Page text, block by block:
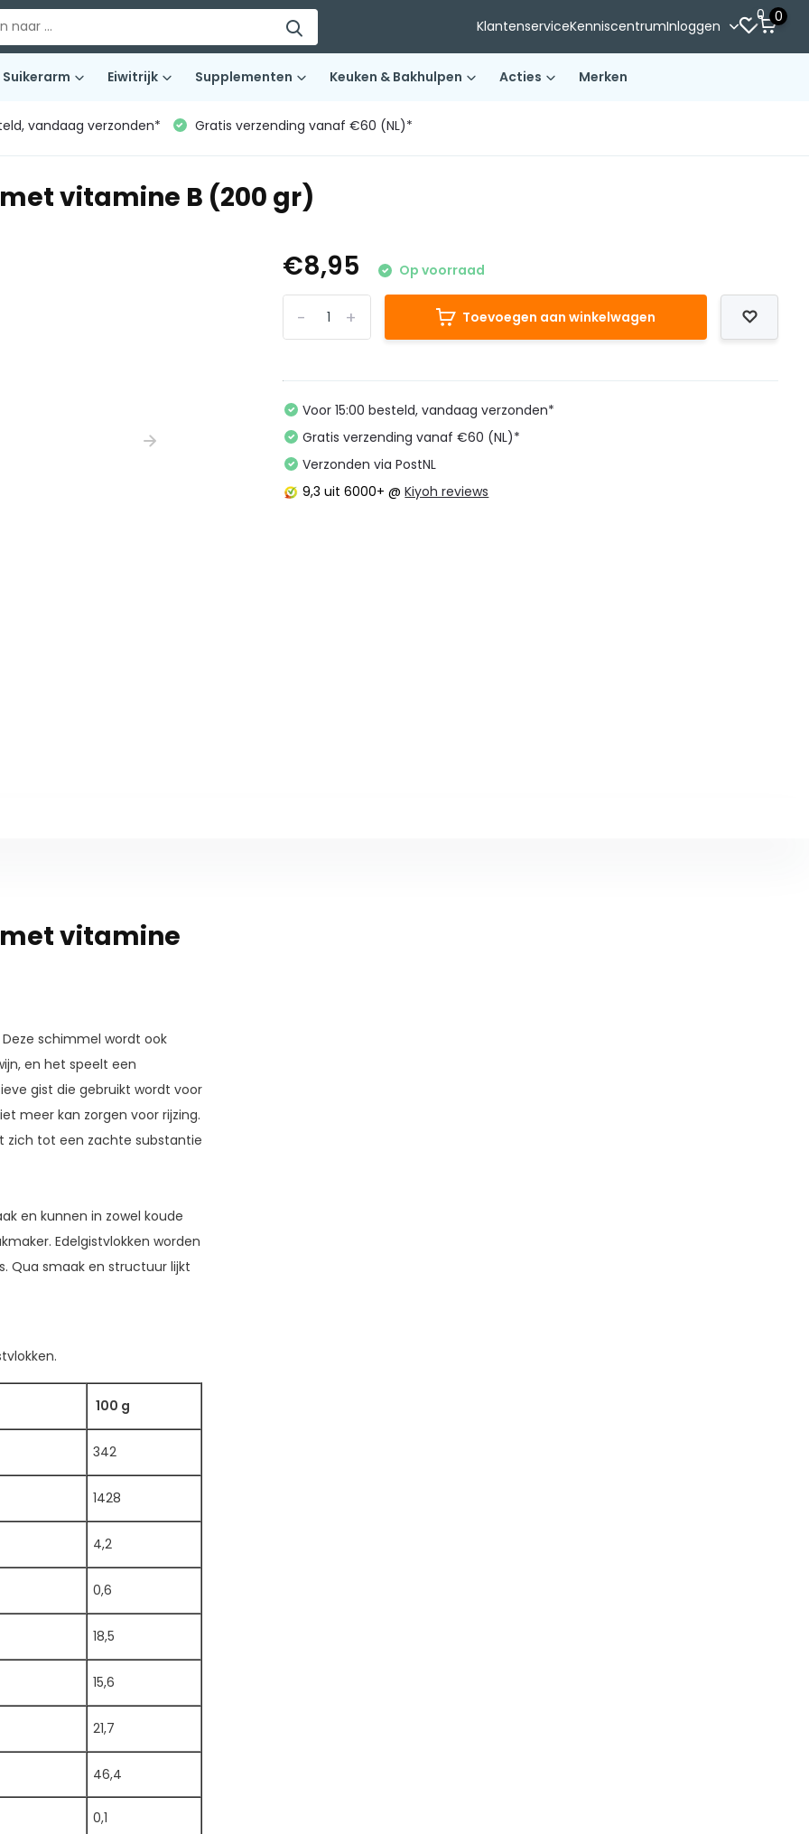
KlantenserviceKenniscentrumInloggen
0 0
Suikerarm Eiwitrijk Supplementen Keuken & Bakhulpen Acties Merken
vandaag verzonden* Gratis verzending vanaf €60 (NL)*
vitamine B (200 gr)
€8,95
Op voorraad
+
- Toevoegen aan winkelwagen
Voor 15:00 besteld, vandaag verzonden*
Gratis verzending vanaf €60 (NL)*
Verzonden via PostNL
9,3 uit 6000+ @Kiyoh reviews
vitamine
schimmel wordt ook
en het speelt een
gist die gebruikt wordt voor
meer kan zorgen voor rijzing.
zich tot een zachte substantie
en kunnen in zowel koude
Edelgistvlokken worden
Qua smaak en structuur lijkt
100 g
342
1428
4,2
0,6
18,5
15,6
21,7
46,4
0,1